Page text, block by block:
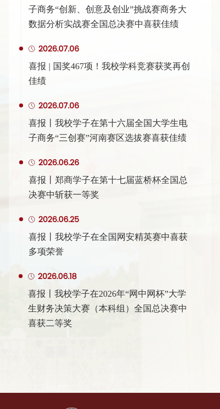
子商务“创新、创意及创业”挑战赛商务大
数据分析实战赛全国总决赛中喜获佳绩
2026.07.06
喜报 | 国奖467项！我校学科竞赛获奖再创
佳绩
2026.07.06
喜报丨我校学子在第十六届全国大学生电
子商务“三创赛”河南赛区选拔赛喜获佳绩
2026.06.26
喜报丨郑商学子在第十七届蓝桥杯全国总
决赛中斩获一等奖
2026.06.25
喜报丨我校学子在全国网安精英赛中喜获
多项荣誉
2026.06.18
喜报丨我校学子在2026年“网中网杯”大学
生财务决策大赛（本科组）全国总决赛中
喜获二等奖